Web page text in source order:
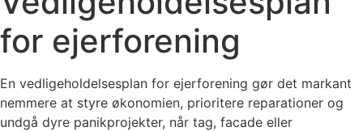
for ejerforening
En vedligeholdelsesplan for ejerforening gør det markant
nemmere at styre økonomien, prioritere reparationer og
undgå dyre panikprojekter, når tag, facade eller